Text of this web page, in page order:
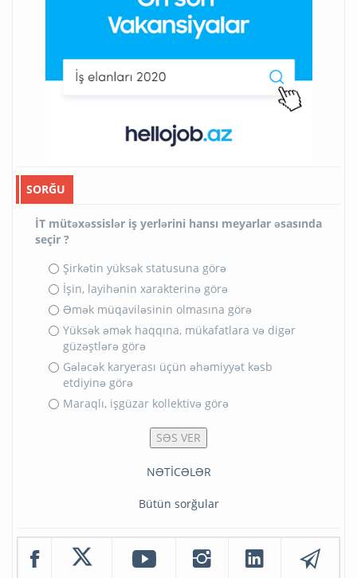
SORĞU
İT mütəxəssislər iş yerlərini hansı meyarlar əsasında
seçir ?
Şirkətin yüksək statusuna görə
İşin, layihənin xarakterinə görə
Əmək müqaviləsinin olmasına görə
Yüksək əmək haqqına, mükafatlara və digər
güzəştlərə görə
Gələcək karyerası üçün əhəmiyyət kəsb
etdiyinə görə
Maraqlı, işgüzar kollektivə görə
NƏTİCƏLƏR
Bütün sorğular